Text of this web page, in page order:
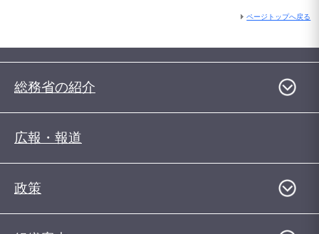
ページトップへ戻る
総務省の紹介
広報・報道
政策